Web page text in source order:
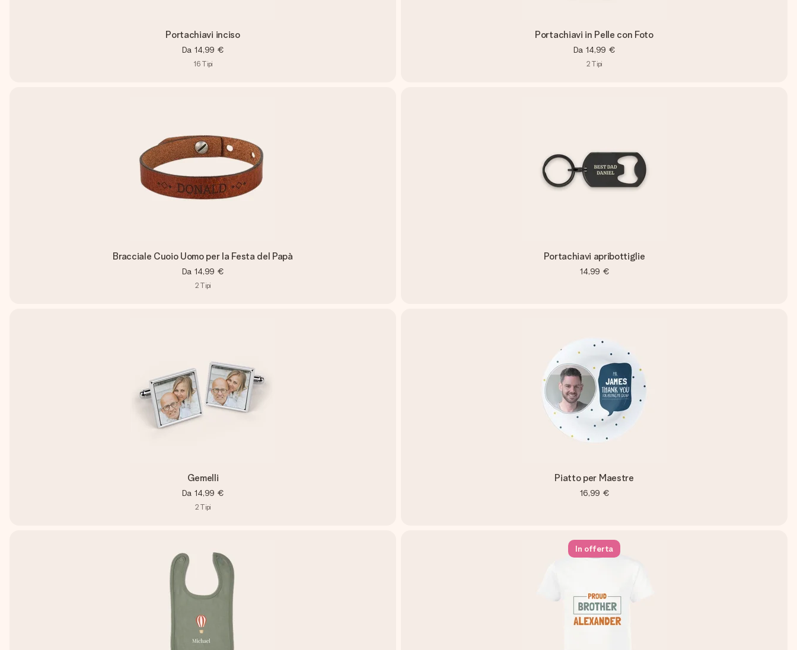
Portachiavi inciso
Da 14,99 €
16 Tipi
Portachiavi in Pelle con Foto
Da 14,99 €
2 Tipi
Bracciale Cuoio Uomo per la Festa del Papà
Da 14,99 €
2 Tipi
Portachiavi apribottiglie
14,99 €
Gemelli
Da 14,99 €
2 Tipi
Piatto per Maestre
16,99 €
In offerta